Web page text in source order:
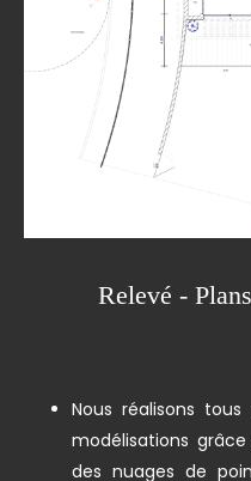
Relevé -
Nous réalisons
modélisations
des nuages de